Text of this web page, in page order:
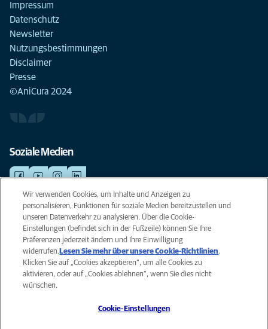
Impressum
Datenschutz
Newsletter
Nutzungsbestimmungen
Disclaimer
Presse
©AniCura 2024
Soziale Medien
NOTDIENSTE
Finden Sie hier Ihre Standorte mit Notfallservice. Weil Ihr Tier die beste
Versorgung verdient.
Datenschutz
Legal
Wir verwenden Cookies, um Inhalte und Anzeigen zu
personalisieren, Funktionen für soziale Medien bereitzustellen und
unseren Datenverkehr zu analysieren. Über die Cookie-
Einstellungen (befindet sich in der Fußzeile) können Sie Ihre
Präferenzen jederzeit ändern und Ihre Einwilligung
widerrufen. Lesen Sie mehr über unsere Cookie-Richtlinien(opens
.
Klicken Sie auf „Cookies akzeptieren“, um alle Cookies zu
aktivieren, oder auf „Cookies ablehnen“, wenn Sie dies nicht
wünschen.
Cookie-Einstellungen